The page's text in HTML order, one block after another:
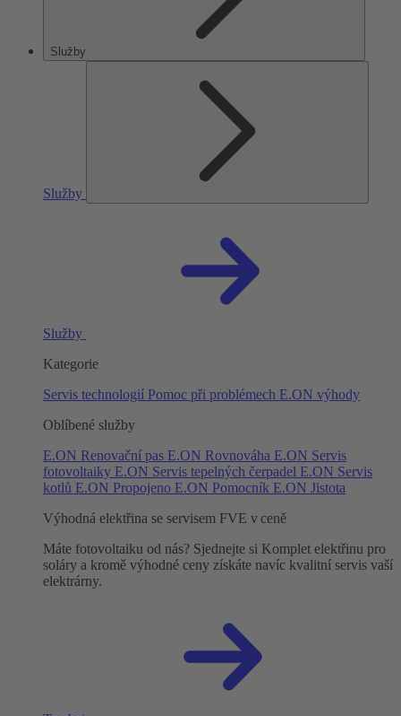
Služby
Služby
Služby
Kategorie
Servis technologií Pomoc při problémech E.ON výhody
Oblíbené služby
E.ON Renovační pas E.ON Rovnováha E.ON Servis
fotovoltaiky E.ON Servis tepelných čerpadel E.ON Servis
kotlů E.ON Propojeno E.ON Pomocník E.ON Jistota
Výhodná elektřina se servisem FVE v ceně
Máte fotovoltaiku od nás? Sjednejte si Komplet elektřinu pro
soláry a kromě výhodné ceny získáte navíc kvalitní servis vaší
elektrárny.